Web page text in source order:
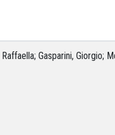
Gasparini, Giorgio;